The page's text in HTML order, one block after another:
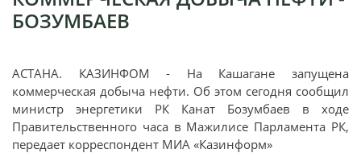
БОЗУМБАЕВ
АСТАНА. КАЗИНФОМ - На Кашагане запущена
коммерческая добыча нефти. Об этом сегодня сообщил
министр энергетики РК Канат Бозумбаев в ходе
Правительственного часа в Мажилисе Парламента РК,
передает корреспондент МИА «Казинформ»